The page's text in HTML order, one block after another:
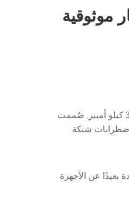
موثوقية
يشتمل جهاز JL-246CG على حماية من ارتفاع الجهد تصل إلى 6 كيلوفولت/3 كيلو أمبير. صُممت
شبكة
بعيدًا عن الأجهزة